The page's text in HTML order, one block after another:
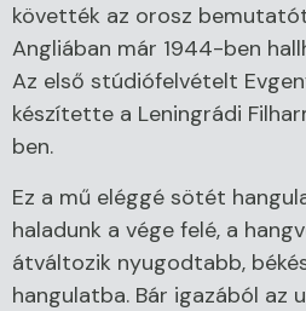
követték az orosz
Angliában már 1944-ben
Az első stúdiófelvételt
készítette a Leningrádi
ben.
Ez a mű eléggé sötét
haladunk a vége felé, a
átváltozik nyugodtabb,
hangulatba. Bár igazából az